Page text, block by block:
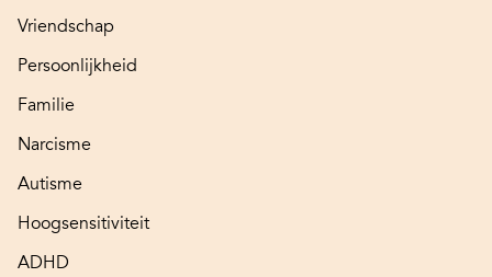
Vriendschap
Persoonlijkheid
Familie
Narcisme
Autisme
Hoogsensitiviteit
ADHD